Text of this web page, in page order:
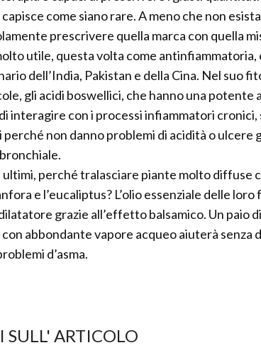
capisce come siano rare. A meno che non
prescrivere quella marca con quella
utile, questa volta come
dell’India, Pakistan e della Cina. Nel suo
gli acidi boswellici, che hanno una potente
interagire con i processi infiammatori cronici,
non danno problemi di acidità o ulcere
ultimi, perché tralasciare piante molto diffuse
e l’eucaliptus? L’olio essenziale delle
grazie all’effetto balsamico. Un paio
con abbondante vapore acqueo aiuterà senza
d’asma.
ARTICOLO